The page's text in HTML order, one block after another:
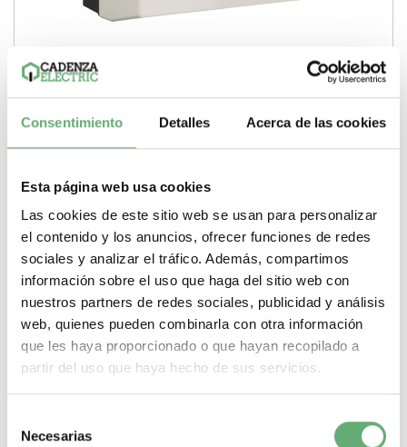
Consentimiento Detalles Acerca de las cookies
Esta página web usa cookies
Las cookies de este sitio web se usan para personalizar
el contenido y los anuncios, ofrecer funciones de redes
sociales y analizar el tráfico. Además, compartimos
información sobre el uso que haga del sitio web con
nuestros partners de redes sociales, publicidad y análisis
web, quienes pueden combinarla con otra información
que les haya proporcionado o que hayan recopilado a
partir del uso que haya hecho de sus servicios.
Necesarias
TeSys LJ - Arrancador en cofre 4...6,3 A - bobina 24 V CA
sin pulsador ref. LJ7K06Q710A04 Schneider Electric
473,97€279,87€
GamaTeSys Tipo de producto o componente
encerrado
de ajustes de intensidad4…6.3 A Tensión circuito de control24
V Tipo corriente circuito de controlCorriente alterna (AC, CA)
-
Comprar